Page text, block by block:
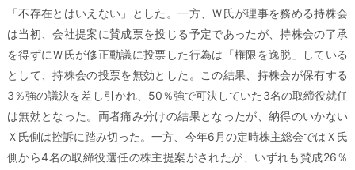
「不存在とはいえない」とした。一方、Ｗ氏が理事を務める持株会
は当初、会社提案に賛成票を投じる予定であったが、持株会の了承
を得ずにＷ氏が修正動議に投票した行為は「権限を逸脱」している
として、持株会の投票を無効とした。この結果、持株会が保有する
3％強の議決を差し引かれ、50％強で可決していた3名の取締役就任
は無効となった。両者痛み分けの結果となったが、納得のいかない
Ｘ氏側は控訴に踏み切った。一方、今年6月の定時株主総会ではＸ氏
側から4名の取締役選任の株主提案がされたが、いずれも賛成26％